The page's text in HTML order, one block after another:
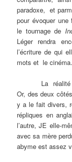
paradoxe, et
pour évoquer
le tournage de
Léger rendra
l’écriture de qui
mots et le cinéma.
La réalité qui
Or, des deux
y a le fait divers,
répliques en
l’autre, JE elle-
avec sa mère
abyme est assez